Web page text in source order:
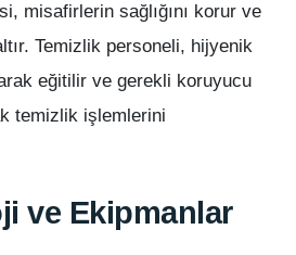
misafirlerin sağlığını korur ve
Temizlik personeli, hijyenik
eğitilir ve gerekli koruyucu
temizlik işlemlerini
ve Ekipmanlar